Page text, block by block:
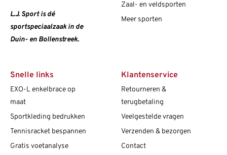
L.J. Sport is dé
sportspeciaalzaak in de
Duin- en Bollenstreek.
Zaal- en veldsporten
Meer sporten
Snelle links
EXO-L enkelbrace op
maat
Sportkleding bedrukken
Tennisracket bespannen
Gratis voetanalyse
Klantenservice
Retourneren &
terugbetaling
Veelgestelde vragen
Verzenden & bezorgen
Contact